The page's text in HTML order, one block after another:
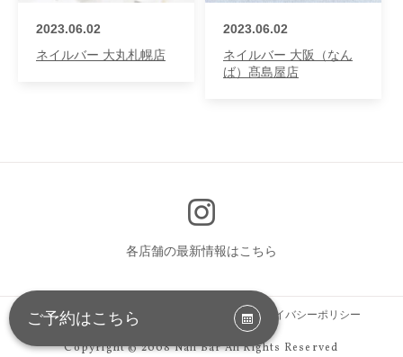
2023.06.02
ネイルバー 大丸札幌店
2023.06.02
ネイルバー 大阪（なん
ば）髙島屋店
各店舗の最新情報はこちら
ご予約はこちら
お問い合わせ サイトマップ 会社情報 プライバシーポリシー
Copyright © 2008 Nail Bar All Rights Reserved